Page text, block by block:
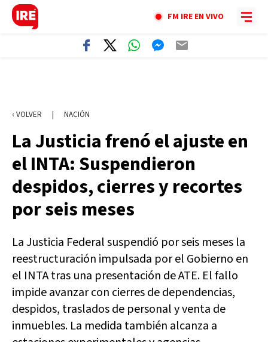
FM IRE EN VIVO
‹ VOLVER | NACIÓN
La Justicia frenó el ajuste en
el INTA: Suspendieron
despidos, cierres y recortes
por seis meses
La Justicia Federal suspendió por seis meses la
reestructuración impulsada por el Gobierno en
el INTA tras una presentación de ATE. El fallo
impide avanzar con cierres de dependencias,
despidos, traslados de personal y venta de
inmuebles. La medida también alcanza a